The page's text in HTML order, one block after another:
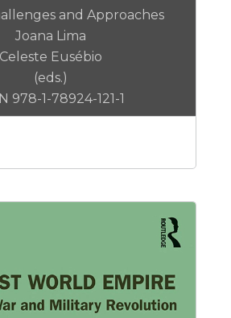
and Approaches
Joana Lima
Celeste Eusébio
(eds.)
978-1-78924-121-1